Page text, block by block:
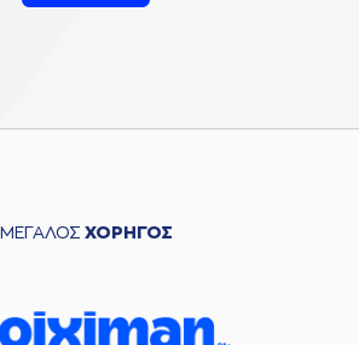
ΜΕΓΑΛΟΣ ΧΟΡΗΓΟΣ